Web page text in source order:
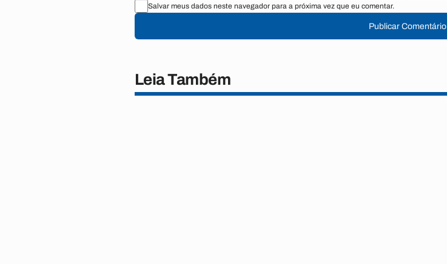
Salvar meus dados neste navegador para a próxima vez que eu comentar.
Publicar Comentário
Leia Também